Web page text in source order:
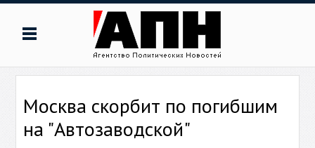
Москва скорбит по погибшим
на "Автозаводской"